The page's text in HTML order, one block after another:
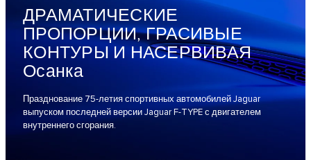
ДРАМАТИЧЕСКИЕ
ПРОПОРЦИИ, ГРАСИВЫЕ
КОНТУРЫ И НАСЕРВИВАЯ
Осанка
Празднование 75-летия спортивных автомобилей Jaguar
выпуском последней версии Jaguar F-TYPE с двигателем
внутреннего сгорания.